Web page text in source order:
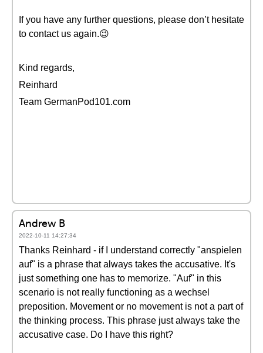
If you have any further questions, please don’t hesitate
to contact us again.😉
Kind regards,
Reinhard
Team GermanPod101.com
Andrew B
2022-10-11 14:27:34
Thanks Reinhard - if I understand correctly "anspielen
auf" is a phrase that always takes the accusative. It's
just something one has to memorize. "Auf" in this
scenario is not really functioning as a wechsel
preposition. Movement or no movement is not a part of
the thinking process. This phrase just always take the
accusative case. Do I have this right?